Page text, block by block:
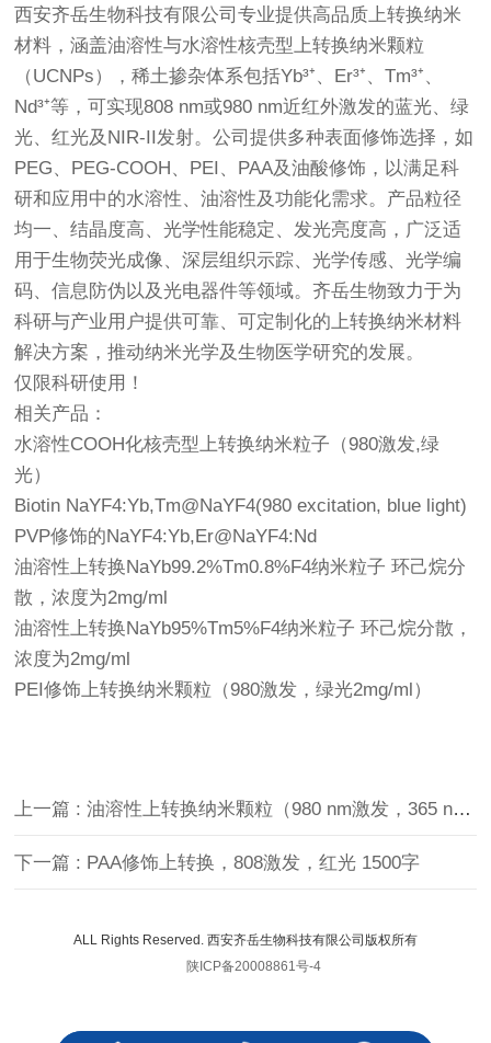
西安齐岳生物科技有限公司专业提供高品质上转换纳米
材料，涵盖油溶性与水溶性核壳型上转换纳米颗粒
（UCNPs），稀土掺杂体系包括Yb³⁺、Er³⁺、Tm³⁺、
Nd³⁺等，可实现808 nm或980 nm近红外激发的蓝光、绿
光、红光及NIR-II发射。公司提供多种表面修饰选择，如
PEG、PEG-COOH、PEI、PAA及油酸修饰，以满足科
研和应用中的水溶性、油溶性及功能化需求。产品粒径
均一、结晶度高、光学性能稳定、发光亮度高，广泛适
用于生物荧光成像、深层组织示踪、光学传感、光学编
码、信息防伪以及光电器件等领域。齐岳生物致力于为
科研与产业用户提供可靠、可定制化的上转换纳米材料
解决方案，推动纳米光学及生物医学研究的发展。
仅限科研使用！
相关产品：
水溶性COOH化核壳型上转换纳米粒子（980激发,绿
光）
Biotin NaYF4:Yb,Tm@NaYF4(980 excitation, blue light)
PVP修饰的NaYF4:Yb,Er@NaYF4:Nd
油溶性上转换NaYb99.2%Tm0.8%F4纳米粒子 环己烷分
散，浓度为2mg/ml
油溶性上转换NaYb95%Tm5%F4纳米粒子 环己烷分散，
浓度为2mg/ml
PEI修饰上转换纳米颗粒（980激发，绿光2mg/ml）
上一篇 : 油溶性上转换纳米颗粒（980 nm激发，365 nm紫外发射，5 mg/mL）
下一篇 : PAA修饰上转换，808激发，红光 1500字
ALL Rights Reserved. 西安齐岳生物科技有限公司版权所有
陕ICP备20008861号-4